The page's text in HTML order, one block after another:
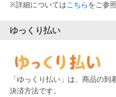
※詳細についてはこちら をご参
ゆっくり払い
「ゆっくり払い」は、商品の
決済方法です。